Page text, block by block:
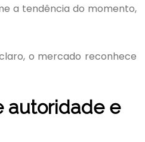
a tendência do momento,
o mercado reconhece
autoridade e